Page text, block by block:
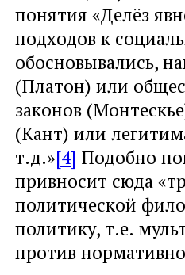
понятия «Делёз
подходов к
обосновывались,
(Платон) или
законов
(Кант) или
т.д.»[4] Подобно
привносит сюда
политической
политику, т.е.
против